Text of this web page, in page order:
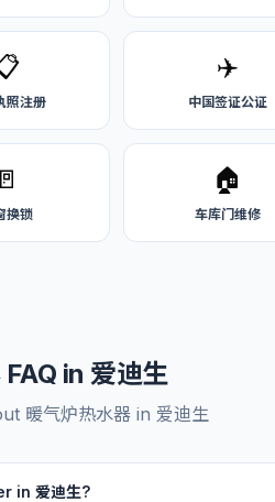
照注册
✈️
中国签证公证
🚪
换锁
🏠
车库门维修
in 爱迪生
暖气炉热水器 in 爱迪生
in 爱迪生?